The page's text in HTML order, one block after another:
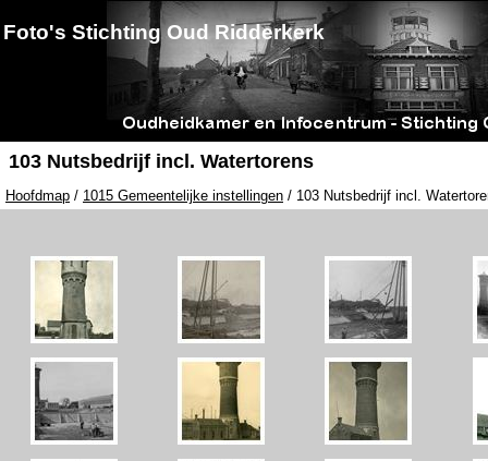
Foto's Stichting Oud Ridderkerk
103 Nutsbedrijf incl. Watertorens
Hoofdmap / 1015 Gemeentelijke instellingen / 103 Nutsbedrijf incl.